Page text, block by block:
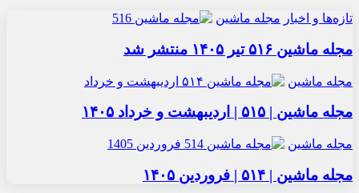
تازه‌ها و اخبار مجله ماشین
مجله ماشین ۵۱۶ تیر ۱۴۰۵ منتشر شد
مجله ماشین
مجله ماشین | ۵۱۵ | اردیبهشت و خرداد ۱۴۰۵
مجله ماشین
مجله ماشین | ۵۱۴ | فروردین ۱۴۰۵